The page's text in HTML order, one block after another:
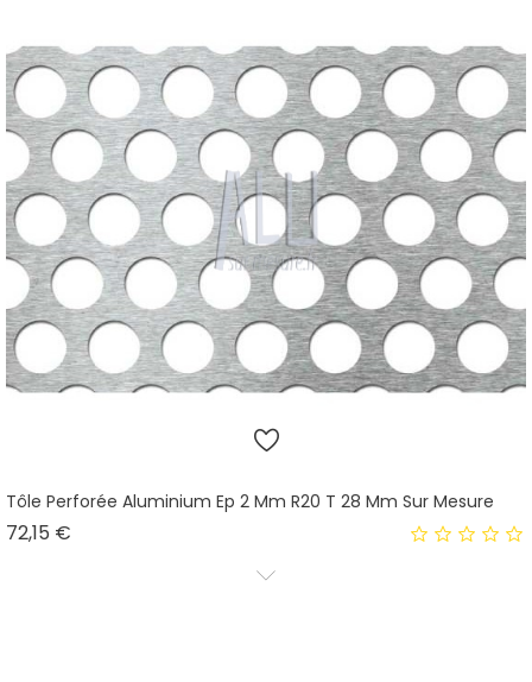
Tôle Perforée Aluminium Ep 2 Mm R20 T 28 Mm Sur Mesure
72,15 €